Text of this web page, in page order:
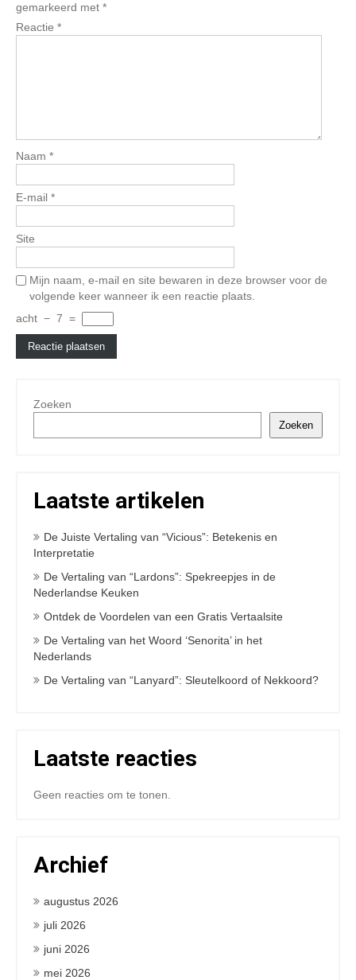
gemarkeerd met *
Reactie *
Naam *
E-mail *
Site
Mijn naam, e-mail en site bewaren in deze browser voor de
volgende keer wanneer ik een reactie plaats.
acht − 7 =
Zoeken
Zoeken
Laatste artikelen
De Juiste Vertaling van “Vicious”: Betekenis en
Interpretatie
De Vertaling van “Lardons”: Spekreepjes in de
Nederlandse Keuken
Ontdek de Voordelen van een Gratis Vertaalsite
De Vertaling van het Woord ‘Senorita’ in het
Nederlands
De Vertaling van “Lanyard”: Sleutelkoord of Nekkoord?
Laatste reacties
Geen reacties om te tonen.
Archief
augustus 2026
juli 2026
juni 2026
mei 2026